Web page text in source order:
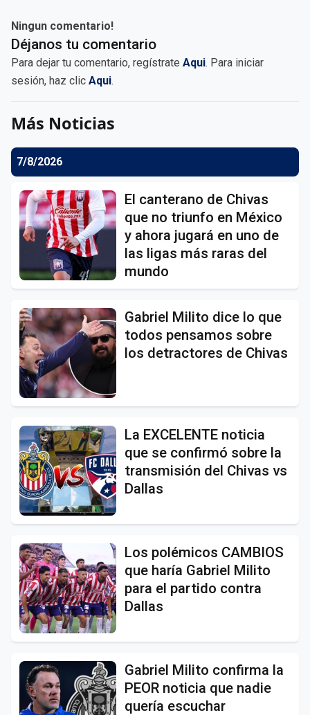
Ningun comentario!
Déjanos tu comentario
Para dejar tu comentario, regístrate Aqui. Para iniciar
sesión, haz clic Aqui.
Más Noticias
7/8/2026
El canterano de Chivas
que no triunfo en México
y ahora jugará en uno de
las ligas más raras del
mundo
Gabriel Milito dice lo que
todos pensamos sobre
los detractores de Chivas
La EXCELENTE noticia
que se confirmó sobre la
transmisión del Chivas vs
Dallas
Los polémicos CAMBIOS
que haría Gabriel Milito
para el partido contra
Dallas
Gabriel Milito confirma la
PEOR noticia que nadie
quería escuchar